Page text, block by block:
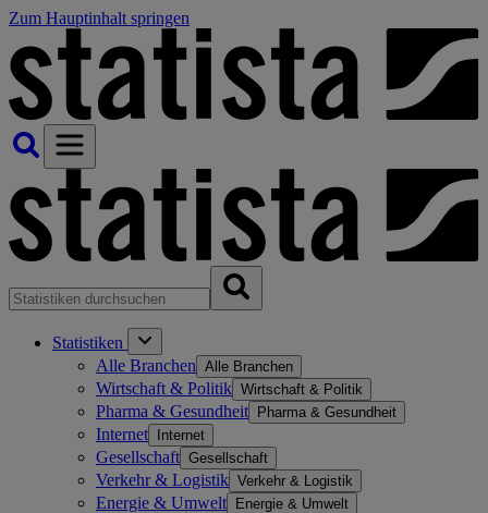
Zum Hauptinhalt springen
Statistiken
Alle Branchen Alle Branchen
Wirtschaft & Politik Wirtschaft & Politik
Pharma & Gesundheit Pharma & Gesundheit
Internet Internet
Gesellschaft Gesellschaft
Verkehr & Logistik Verkehr & Logistik
Energie & Umwelt Energie & Umwelt